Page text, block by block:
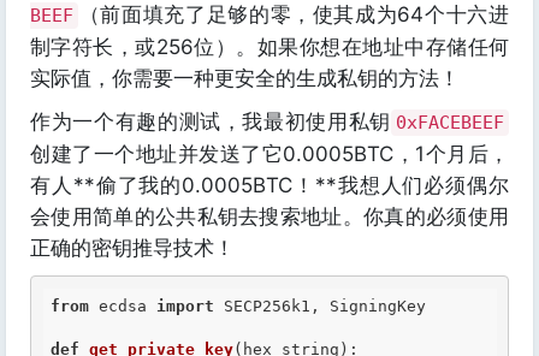
BEEF
（前面填充了足够的零，使其成为64个十六进
制字符长，或256位）。如果你想在地址中存储任何
实际值，你需要一种更安全的生成私钥的方法！
作为一个有趣的测试，我最初使用私钥 0xFACEBEEF
创建了一个地址并发送了它0.0005BTC，1个月后，
有人**偷了我的0.0005BTC！**我想人们必须偶尔
会使用简单的公共私钥去搜索地址。你真的必须使用
正确的密钥推导技术！
from ecdsa import SECP256k1, SigningKey
def get_private_key(hex_string) :